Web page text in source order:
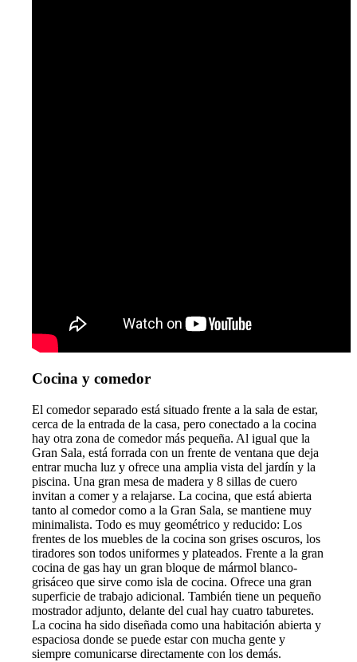
Cocina y comedor
El comedor separado está situado frente a la sala de estar,
cerca de la entrada de la casa, pero conectado a la cocina
hay otra zona de comedor más pequeña. Al igual que la
Gran Sala, está forrada con un frente de ventana que deja
entrar mucha luz y ofrece una amplia vista del jardín y la
piscina. Una gran mesa de madera y 8 sillas de cuero
invitan a comer y a relajarse. La cocina, que está abierta
tanto al comedor como a la Gran Sala, se mantiene muy
minimalista. Todo es muy geométrico y reducido: Los
frentes de los muebles de la cocina son grises oscuros, los
tiradores son todos uniformes y plateados. Frente a la gran
cocina de gas hay un gran bloque de mármol blanco-
grisáceo que sirve como isla de cocina. Ofrece una gran
superficie de trabajo adicional. También tiene un pequeño
mostrador adjunto, delante del cual hay cuatro taburetes.
La cocina ha sido diseñada como una habitación abierta y
espaciosa donde se puede estar con mucha gente y
siempre comunicarse directamente con los demás.